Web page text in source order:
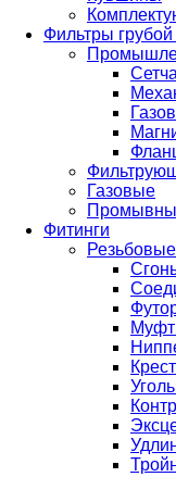
Фильтры грубой
Газовые
Фитинги